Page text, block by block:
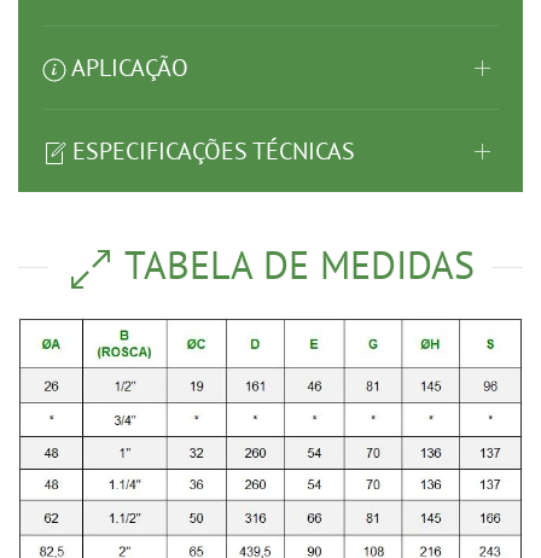
APLICAÇÃO
ESPECIFICAÇÕES TÉCNICAS
TABELA DE MEDIDAS